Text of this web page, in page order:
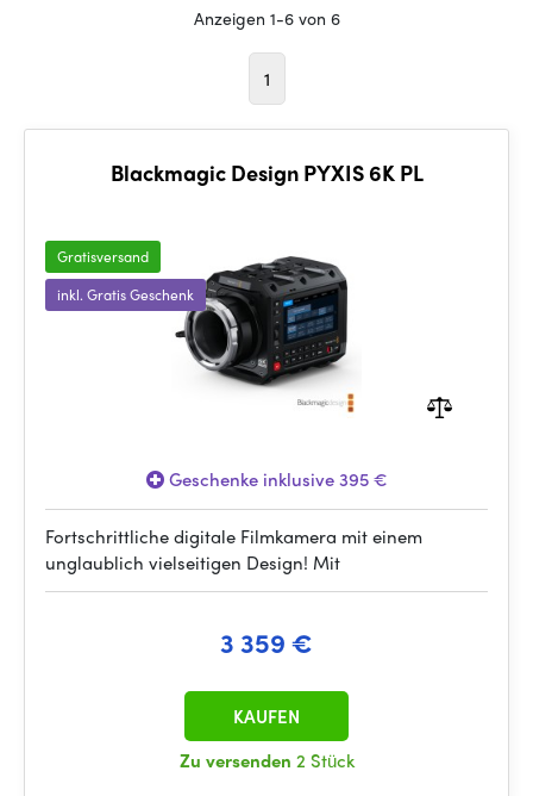
Anzeigen 1-6 von 6
1
Blackmagic Design PYXIS 6K PL
Gratisversand
inkl. Gratis Geschenk
Geschenke inklusive 395 €
Fortschrittliche digitale Filmkamera mit einem
unglaublich vielseitigen Design! Mit
3 359 €
Zu versenden 2 Stück
KAUFEN